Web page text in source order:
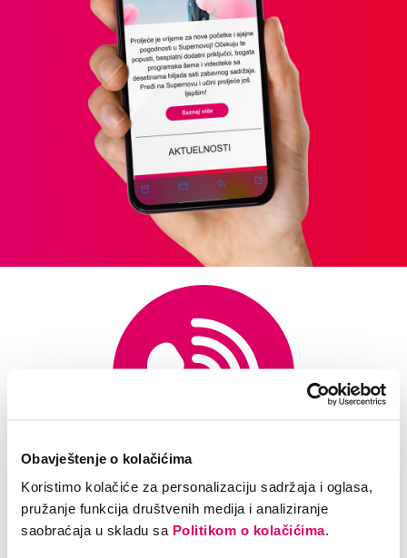
Obavještenje o kolačićima
Koristimo kolačiće za personalizaciju sadržaja i oglasa,
pružanje funkcija društvenih medija i analiziranje
saobraćaja u skladu sa Politikom o kolačićima.
Pozovi nas
0800 30 630